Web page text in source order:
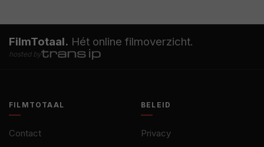
FilmTotaal. Hét online filmoverzicht.
hosted by
FILMTOTAAL
Contact
BELEID
Privacy